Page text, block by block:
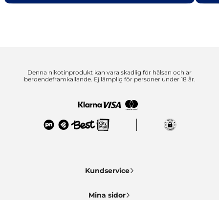
Denna nikotinprodukt kan vara skadlig för hälsan och är
beroendeframkallande. Ej lämplig för personer under 18 år.
Kundservice
Mina sidor